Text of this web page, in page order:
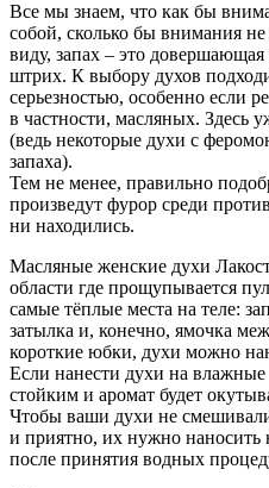
Все мы знаем, что как бы
собой, сколько бы внимания
виду, запах – это довершающая
штрих. К выбору духов
серьезностью, особенно если
в частности, масляных. Здесь
(ведь некоторые духи с
запаха).
Тем не менее, правильно
произведут фурор среди
ни находились.
Масляные женские духи
области где прощупывается
самые тёплые места на теле:
затылка и, конечно, ямочка
короткие юбки, духи можно
Если нанести духи на влажные
стойким и аромат будет
Чтобы ваши духи не
и приятно, их нужно наносить
после принятия водных